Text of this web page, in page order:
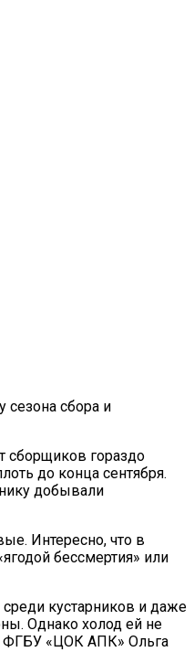
сезона сбора и
сборщиков гораздо
до конца сентября.
добывали
Интересно, что в
бессмертия» или
кустарников и даже
Однако холод ей не
ФГБУ «ЦОК АПК» Ольга